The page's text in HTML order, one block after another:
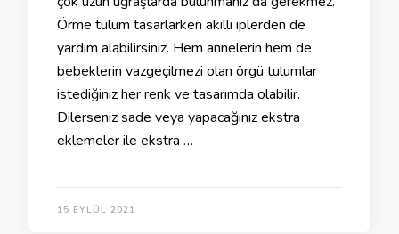
Örme tulum tasarlarken akıllı iplerden de
yardım alabilirsiniz. Hem annelerin hem de
bebeklerin vazgeçilmezi olan örgü tulumlar
istediğiniz her renk ve tasarımda olabilir.
Dilerseniz sade veya yapacağınız ekstra
eklemeler ile ekstra …
15 EYLÜL 2021